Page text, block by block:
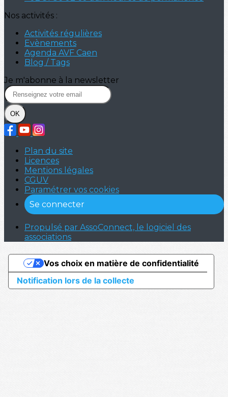
Nos activités :
Activités régulières
Evènements
Agenda AVF Caen
Blog / Tags
Je m'abonne à la newsletter
OK
Plan du site
Licences
Mentions légales
CGUV
Paramétrer vos cookies
Se connecter
Propulsé par AssoConnect, le logiciel des
associations
Notification lors de la collecte
Vos choix en matière de confidentialité